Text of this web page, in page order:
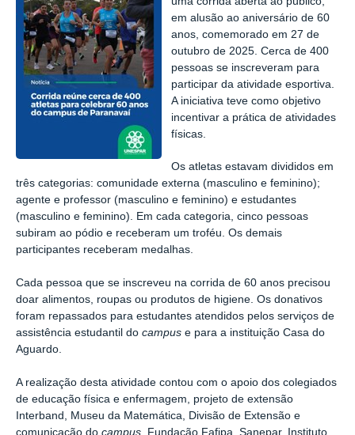
em alusão ao aniversário de 60
anos, comemorado em 27 de
outubro de 2025. Cerca de 400
pessoas se inscreveram para
participar da atividade esportiva.
A iniciativa teve como objetivo
incentivar a prática de atividades
físicas.
Os atletas estavam divididos em
três categorias: comunidade externa (masculino e feminino);
agente e professor (masculino e feminino) e estudantes
(masculino e feminino). Em cada categoria, cinco pessoas
subiram ao pódio e receberam um troféu. Os demais
participantes receberam medalhas.
Cada pessoa que se inscreveu na corrida de 60 anos precisou
doar alimentos, roupas ou produtos de higiene. Os donativos
foram repassados para estudantes atendidos pelos serviços de
assistência estudantil do campus e para a instituição Casa do
Aguardo.
A realização desta atividade contou com o apoio dos colegiados
de educação física e enfermagem, projeto de extensão
Interband, Museu da Matemática, Divisão de Extensão e
comunicação do campus , Fundação Fafipa, Sanepar, Instituto